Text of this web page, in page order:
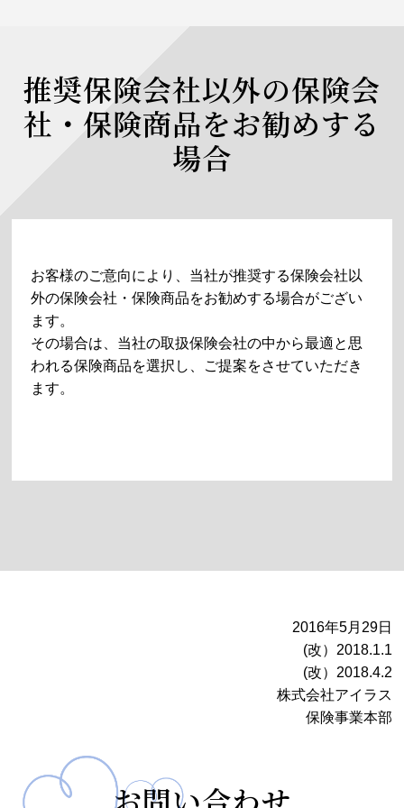
推奨保険会社以外の保険会
社・保険商品をお勧めする
場合
お客様のご意向により、当社が推奨する保険会社以
外の保険会社・保険商品をお勧めする場合がござい
ます。
その場合は、当社の取扱保険会社の中から最適と思
われる保険商品を選択し、ご提案をさせていただき
ます。
2016年5月29日
(改）2018.1.1
(改）2018.4.2
株式会社アイラス
保険事業本部